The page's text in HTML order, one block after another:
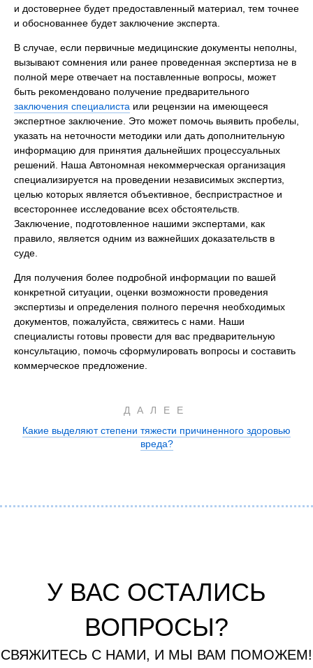
и достовернее будет предоставленный материал, тем точнее
и обоснованнее будет заключение эксперта.
В случае, если первичные медицинские документы неполны,
вызывают сомнения или ранее проведенная экспертиза не в
полной мере отвечает на поставленные вопросы, может
быть рекомендовано получение предварительного
заключения специалиста или рецензии на имеющееся
экспертное заключение. Это может помочь выявить пробелы,
указать на неточности методики или дать дополнительную
информацию для принятия дальнейших процессуальных
решений. Наша Автономная некоммерческая организация
специализируется на проведении независимых экспертиз,
целью которых является объективное, беспристрастное и
всестороннее исследование всех обстоятельств.
Заключение, подготовленное нашими экспертами, как
правило, является одним из важнейших доказательств в
суде.
Для получения более подробной информации по вашей
конкретной ситуации, оценки возможности проведения
экспертизы и определения полного перечня необходимых
документов, пожалуйста, свяжитесь с нами. Наши
специалисты готовы провести для вас предварительную
консультацию, помочь сформулировать вопросы и составить
коммерческое предложение.
ДАЛЕЕ
Какие выделяют степени тяжести причиненного здоровью
вреда?
У ВАС ОСТАЛИСЬ
ВОПРОСЫ?
СВЯЖИТЕСЬ С НАМИ, И МЫ ВАМ ПОМОЖЕМ!